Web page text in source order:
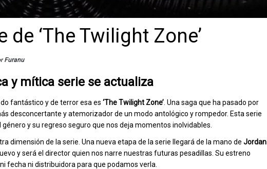
‘The Twilight Zone’
Furanu
y mítica serie se actualiza
fantástico y de terror esa es ‘The Twilight Zone’ . Una saga que ha pasado por
desconcertante y atemorizador de un modo antológico y rompedor. Esta serie
y su regreso seguro que nos deja momentos inolvidables.
dimensión de la serie. Una nueva etapa de la serie llegará de la mano de Jordan
y será el director quien nos narre nuestras futuras pesadillas. Su estreno
fecha ni distribuidora para que podamos verla.